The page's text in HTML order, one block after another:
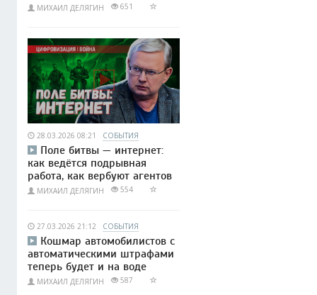
МИХАИЛ ДЕЛЯГИН 651
28.03.2026 08:21 СОБЫТИЯ
Поле битвы — интернет:
как ведётся подрывная
работа, как вербуют агентов
МИХАИЛ ДЕЛЯГИН 554
27.03.2026 21:12 СОБЫТИЯ
Кошмар автомобилистов с
автоматическими штрафами
теперь будет и на воде
МИХАИЛ ДЕЛЯГИН 587